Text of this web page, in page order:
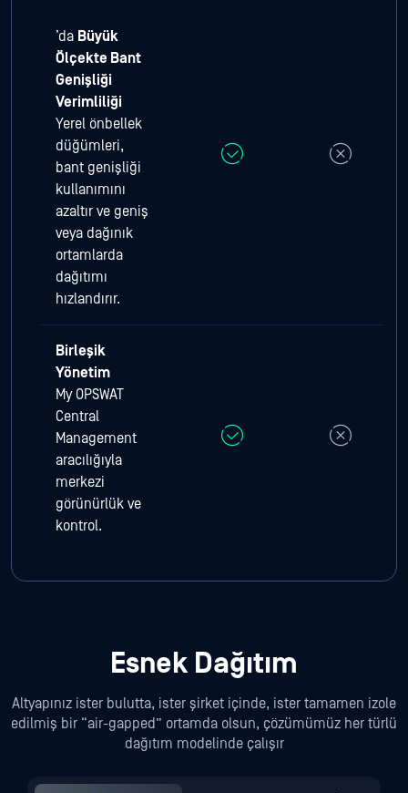
’da Büyük
Ölçekte Bant
Genişliği
Verimliliği
Yerel önbellek
düğümleri,
bant genişliği
kullanımını
azaltır ve geniş
veya dağınık
ortamlarda
dağıtımı
hızlandırır.
Birleşik
Yönetim
My OPSWAT
Central
Management
aracılığıyla
merkezi
görünürlük ve
kontrol.
Esnek Dağıtım
Altyapınız ister bulutta, ister şirket içinde, ister tamamen izole
edilmiş bir “air-gapped” ortamda olsun, çözümümüz her türlü
dağıtım modelinde çalışır